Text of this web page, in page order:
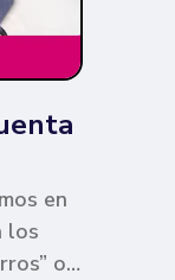
en
los
o